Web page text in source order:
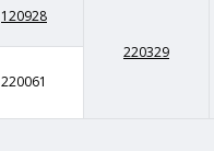
120928
220329
220061